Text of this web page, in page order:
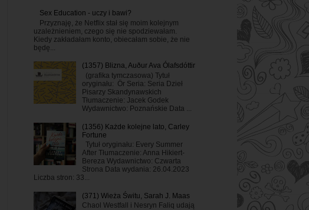
Sex Education - uczy i bawi?
Przyznaję, że Netflix stał się moim kolejnym
uzależnieniem, czego się nie spodziewałam.
Kiedy zakładałam konto, obiecałam sobie, że nie
będę...
(1357) Blizna, Auður Ava Ólafsdóttir
(grafika tymczasowa) Tytuł
oryginału: Ör Seria: Seria Dzieł
Pisarzy Skandynawskich
Tłumaczenie: Jacek Godek
Wydawnictwo: Poznańskie Data ...
(1356) Każde kolejne lato, Carley
Fortune
Tytuł oryginału: Every Summer
After Tłumaczenie: Anna Hikiert-
Bereza Wydawnictwo: Czwarta
Strona Data wydania: 26.04.2023
Liczba stron: 33...
(371) Wieża Świtu, Sarah J. Maas
Chaol Westfall i Nesryn Faliq udają